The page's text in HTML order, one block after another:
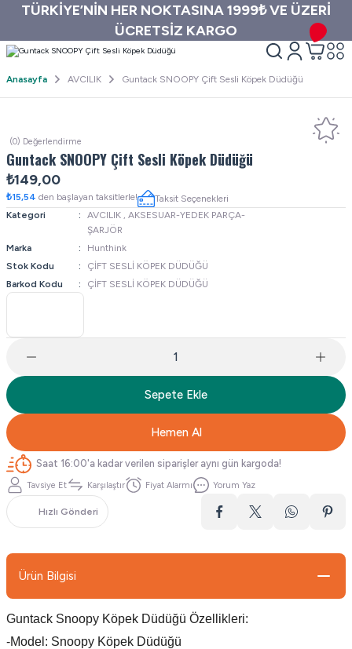
TÜRKİYE’NİN HER NOKTASINA 1999₺ VE ÜZERİ
ÜCRETSİZ KARGO
Anasayfa AVCILIK Guntack SNOOPY Çift Sesli Köpek Düdüğü
(0) Değerlendirme
Guntack SNOOPY Çift Sesli Köpek Düdüğü
₺149,00
₺15,54 den başlayan taksitlerle!
Taksit Seçenekleri
Kategori
AVCILIK ,AKSESUAR-YEDEK PARÇA-
ŞARJÖR
Marka
Hunthink
Stok Kodu
ÇİFT SESLİ KÖPEK DÜDÜĞÜ
Barkod Kodu
ÇİFT SESLİ KÖPEK DÜDÜĞÜ
Sepete Ekle
Hemen Al
Saat 16:00'a kadar verilen siparişler aynı gün kargoda!
Tavsiye Et Karşılaştır Fiyat Alarmı Yorum Yaz
Hızlı Gönderi
Ürün Bilgisi
Guntack Snoopy Köpek Düdüğü Özellikleri:
-Model: Snoopy Köpek Düdüğü